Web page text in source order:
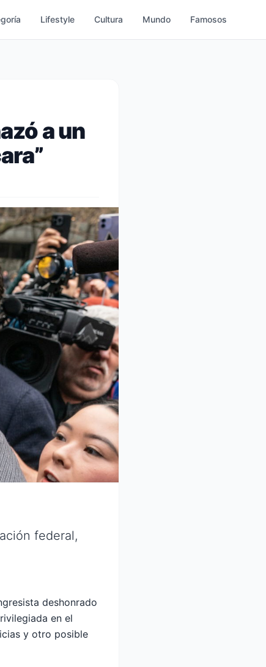
Lifestyle Cultura Mundo Famosos
a un
federal,
deshonrado
en el
y otro posible